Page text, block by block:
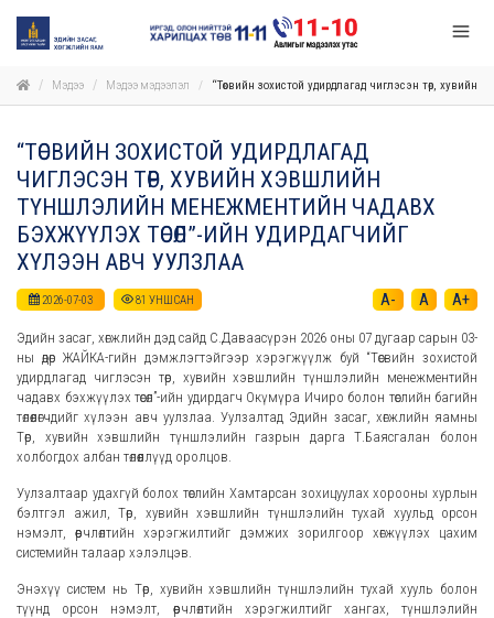
Мэдээ Мэдээ мэдээлэл “Төсвийн зохистой удирдлагад чиглэсэн төр,
“ТӨСВИЙН ЗОХИСТОЙ УДИРДЛАГАД
ЧИГЛЭСЭН ТӨР, ХУВИЙН ХЭВШЛИЙН
ТҮНШЛЭЛИЙН МЕНЕЖМЕНТИЙН ЧАДАВХ
БЭХЖҮҮЛЭХ ТӨСӨЛ”-ИЙН УДИРДАГЧИЙГ
ХҮЛЭЭН АВЧ УУЛЗЛАА
2026-07-03 81 УНШСАН A- A A+
Эдийн засаг, хөгжлийн дэд сайд С.Даваасүрэн 2026 оны 07 дугаар сарын 03-
ны өдөр ЖАЙКА-гийн дэмжлэгтэйгээр хэрэгжүүлж буй “Төсвийн зохистой
удирдлагад чиглэсэн төр, хувийн хэвшлийн түншлэлийн менежментийн
чадавх бэхжүүлэх төсөл”-ийн удирдагч Окүмүра Ичиро болон төслийн багийн
төлөөлөгчдийг хүлээн авч уулзлаа. Уулзалтад Эдийн засаг, хөгжлийн яамны
Төр, хувийн хэвшлийн түншлэлийн газрын дарга Т.Баясгалан болон
холбогдох албан төлөөллүүд оролцов.
Уулзалтаар удахгүй болох төслийн Хамтарсан зохицуулах хорооны хурлын
бэлтгэл ажил, Төр, хувийн хэвшлийн түншлэлийн тухай хуульд орсон
нэмэлт, өөрчлөлтийн хэрэгжилтийг дэмжих зорилгоор хөгжүүлэх цахим
системийн талаар хэлэлцэв.
Энэхүү систем нь Төр, хувийн хэвшлийн түншлэлийн тухай хууль болон
түүнд орсон нэмэлт, өөрчлөлтийн хэрэгжилтийг хангах, түншлэлийн